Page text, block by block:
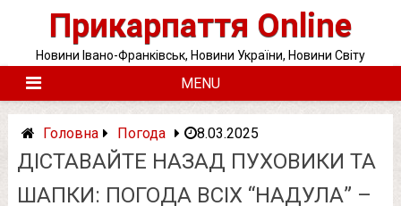
Прикарпаття Online
Новини Івано-Франківськ, Новини України, Новини Світу
MENU
Головна Погода 8.03.2025
ДІСТАВАЙТЕ НАЗАД ПУХОВИКИ ТА
ШАПКИ: ПОГОДА ВСІХ “НАДУЛА” –